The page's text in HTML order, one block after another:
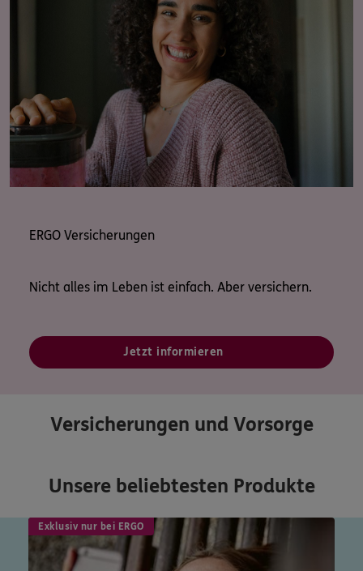
ERGO Versicherungen
Nicht alles im Leben ist einfach. Aber versichern.
Jetzt informieren
Versicherungen und Vorsorge
Unsere beliebtesten Produkte
Exklusiv nur bei ERGO